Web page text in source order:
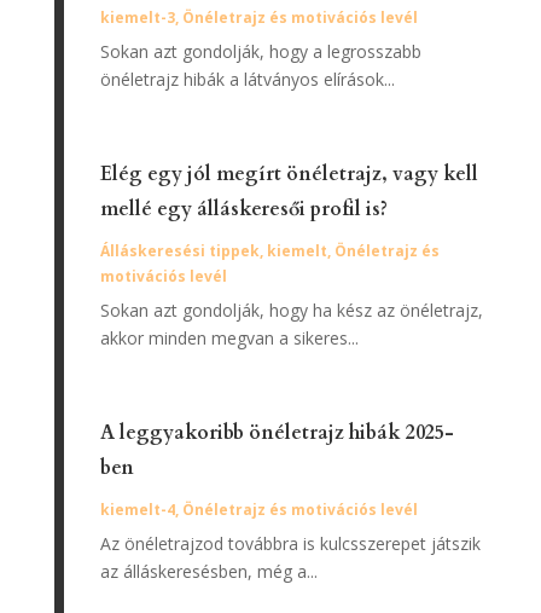
kiemelt-3, Önéletrajz és motivációs levél
Sokan azt gondolják, hogy a legrosszabb
önéletrajz hibák a látványos elírások...
Elég egy jól megírt önéletrajz, vagy kell
mellé egy álláskeresői profil is?
Álláskeresési tippek, kiemelt, Önéletrajz és
motivációs levél
Sokan azt gondolják, hogy ha kész az önéletrajz,
akkor minden megvan a sikeres...
A leggyakoribb önéletrajz hibák 2025-
ben
kiemelt-4, Önéletrajz és motivációs levél
Az önéletrajzod továbbra is kulcsszerepet játszik
az álláskeresésben, még a...